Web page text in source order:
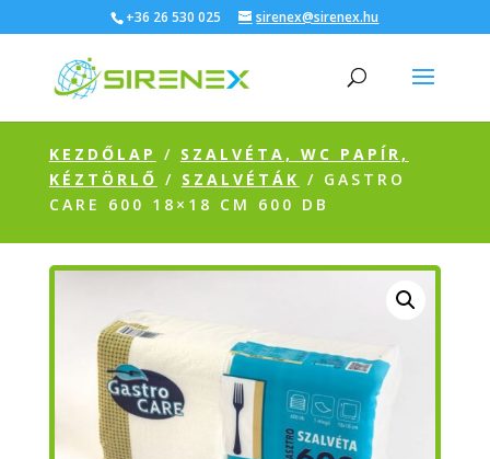
+36 26 530 025 sirenex@sirenex.hu
KEZDŐLAP / SZALVÉTA, WC PAPÍR,
KÉZTÖRLŐ / SZALVÉTÁK / GASTRO
CARE 600 18×18 CM 600 DB